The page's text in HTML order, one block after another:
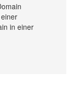
in einer